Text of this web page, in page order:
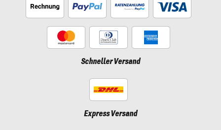
Schneller Versand
Express Versand